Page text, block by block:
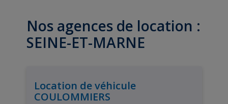
Nos agences de location :
SEINE-ET-MARNE
Location de véhicule
COULOMMIERS